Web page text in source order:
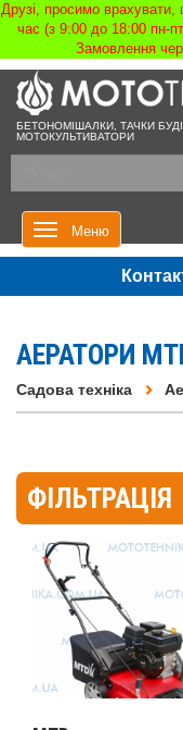
Друзі, просимо
час (з 9:00 до 18:00 пн-
Замовлення
БЕТОНОМІШАЛКИ, ТАЧКИ
МОТОКУЛЬТИВАТОРИ
Меню
АЕРАТОРИ
Садова техніка
ФІЛЬТРАЦІЯ